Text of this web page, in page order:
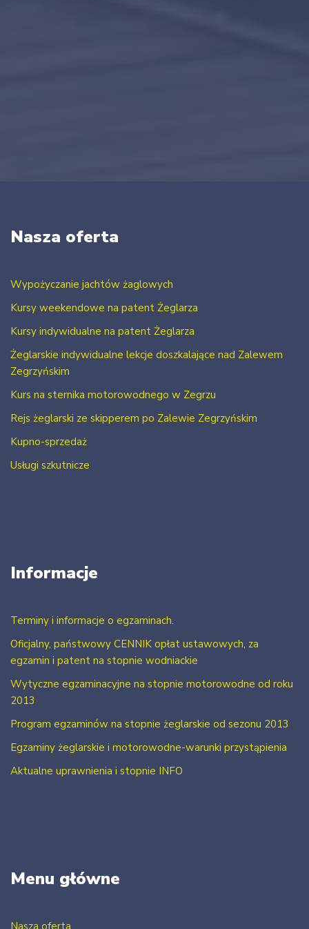
Nasza oferta
Wypożyczanie jachtów żaglowych
Kursy weekendowe na patent Żeglarza
Kursy indywidualne na patent Żeglarza
Żeglarskie indywidualne lekcje doszkalające nad Zalewem
Zegrzyńskim
Kurs na sternika motorowodnego w Zegrzu
Rejs żeglarski ze skipperem po Zalewie Zegrzyńskim
Kupno-sprzedaż
Usługi szkutnicze
Informacje
Terminy i informacje o egzaminach.
Oficjalny, państwowy CENNIK opłat ustawowych, za
egzamin i patent na stopnie wodniackie
Wytyczne egzaminacyjne na stopnie motorowodne od roku
2013
Program egzaminów na stopnie żeglarskie od sezonu 2013
Egzaminy żeglarskie i motorowodne-warunki przystąpienia
Aktualne uprawnienia i stopnie INFO
Menu główne
Nasza oferta